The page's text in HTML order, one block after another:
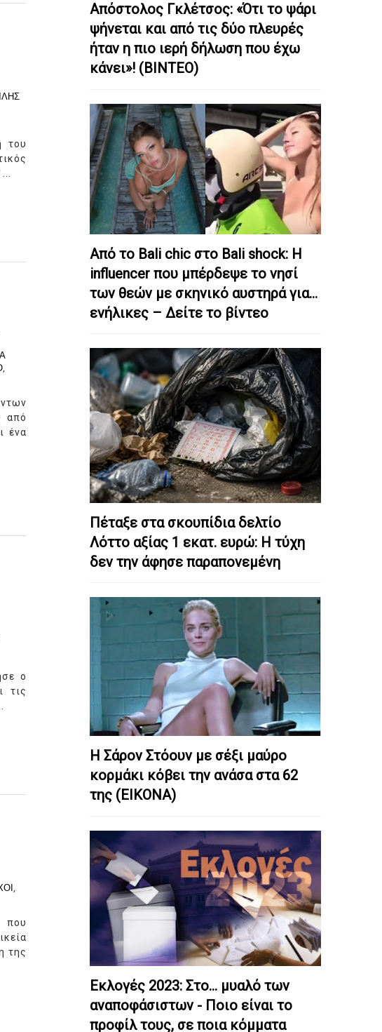
του
,
από
ένα
ο
τις
,
της
Απόστολος Γκλέτσος: «Ότι το ψάρι
ψήνεται και από τις δύο πλευρές
ήταν η πιο ιερή δήλωση που έχω
κάνει»! (ΒΙΝΤΕΟ)
Από το Bali chic στο Bali shock: Η
influencer που μπέρδεψε το νησί
των θεών με σκηνικό αυστηρά για…
ενήλικες – Δείτε το βίντεο
Πέταξε στα σκουπίδια δελτίο
Λόττο αξίας 1 εκατ. ευρώ: Η τύχη
δεν την άφησε παραπονεμένη
Η Σάρον Στόουν με σέξι μαύρο
κορμάκι κόβει την ανάσα στα 62
της (ΕΙΚΟΝΑ)
Εκλογές 2023: Στο… μυαλό των
αναποφάσιστων - Ποιο είναι το
προφίλ τους, σε ποια κόμματα